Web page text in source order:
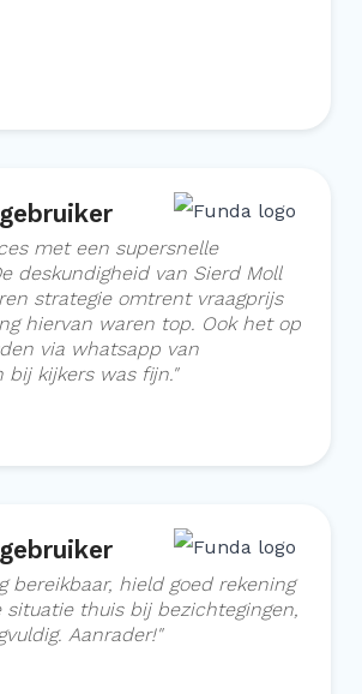
met een supersnelle
deskundigheid van Sierd Moll
strategie omtrent vraagprijs
hiervan waren top. Ook het op
via whatsapp van
bij kijkers was fijn. "
bereikbaar, hield goed rekening
thuis bij bezichtegingen,
Aanrader!"